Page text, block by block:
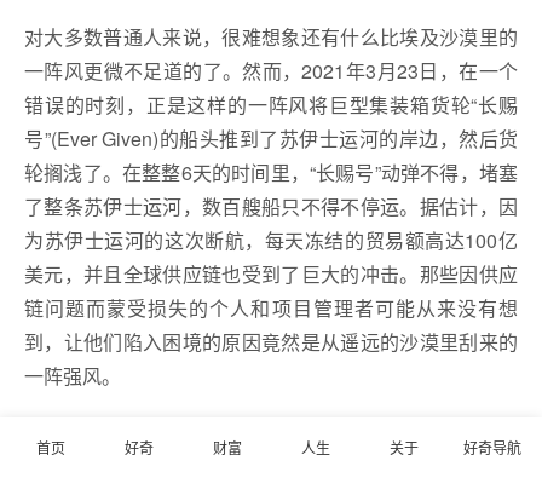
对大多数普通人来说，很难想象还有什么比埃及沙漠里的
一阵风更微不足道的了。然而，2021年3月23日，在一个
错误的时刻，正是这样的一阵风将巨型集装箱货轮“长赐
号”(Ever Given)的船头推到了苏伊士运河的岸边，然后货
轮搁浅了。在整整6天的时间里，“长赐号”动弹不得，堵塞
了整条苏伊士运河，数百艘船只不得不停运。据估计，因
为苏伊士运河的这次断航，每天冻结的贸易额高达100亿
美元，并且全球供应链也受到了巨大的冲击。那些因供应
链问题而蒙受损失的个人和项目管理者可能从来没有想
到，让他们陷入困境的原因竟然是从遥远的沙漠里刮来的
一阵强风。
复杂系统研究者可能会这样描述这一事件：作为复杂系统
首页 好奇 财富 人生 关于 好奇导航